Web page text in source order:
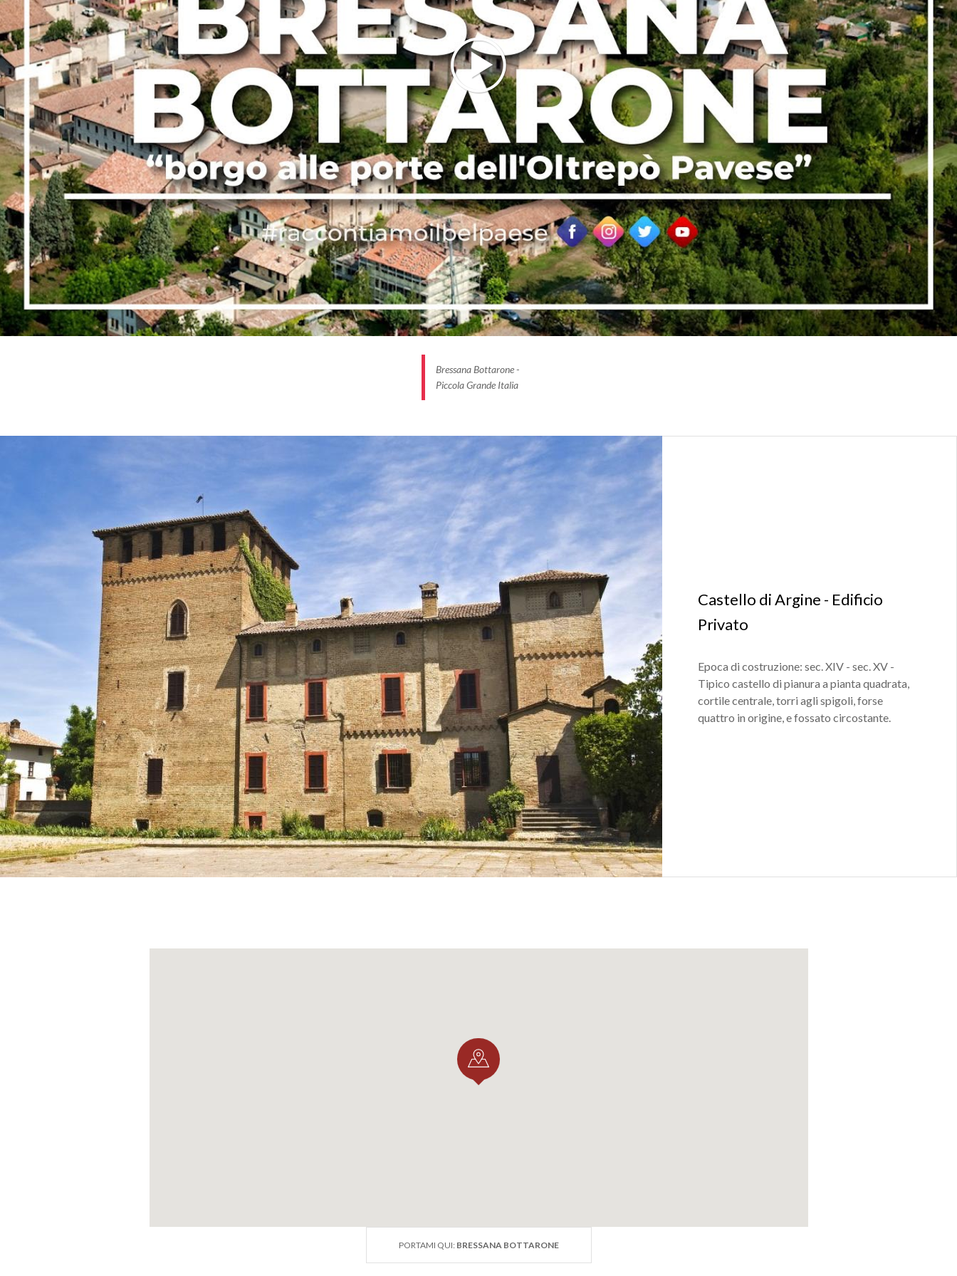
Bressana Bottarone -
Piccola Grande Italia
Castello di Argine - Edificio
Privato
Epoca di costruzione: sec. XIV - sec. XV -
Tipico castello di pianura a pianta quadrata,
cortile centrale, torri agli spigoli, forse
quattro in origine, e fossato circostante.
PORTAMI QUI: BRESSANA BOTTARONE